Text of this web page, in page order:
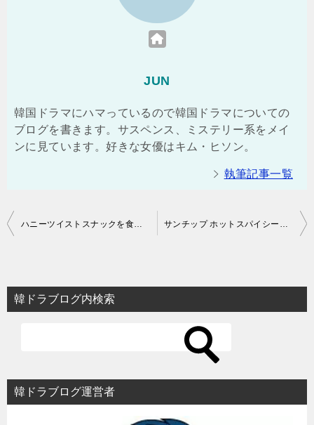
JUN
韓国ドラマにハマっているので韓国ドラマについての
ブログを書きます。サスペンス、ミステリー系をメイ
ンに見ています。好きな女優はキム・ヒソン。
執筆記事一覧
投
ビ
ゲ
ョ
ン
韓ドラブログ内検索
韓ドラブログ運営者